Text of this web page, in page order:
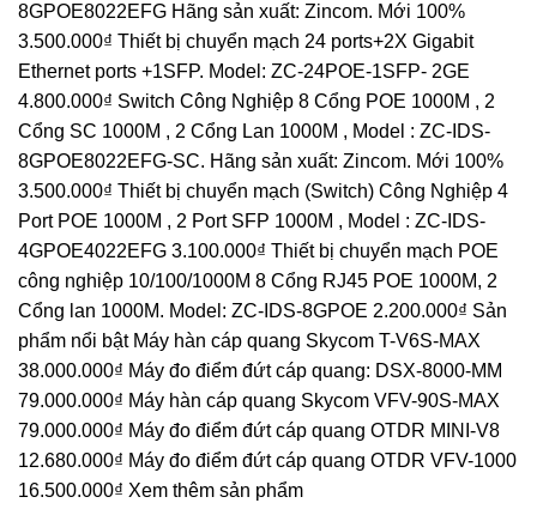
8GPOE8022EFG Hãng sản xuất: Zincom. Mới 100%
3.500.000₫ Thiết bị chuyển mạch 24 ports+2X Gigabit
Ethernet ports +1SFP. Model: ZC-24POE-1SFP- 2GE
4.800.000₫ Switch Công Nghiệp 8 Cổng POE 1000M , 2
Cổng SC 1000M , 2 Cổng Lan 1000M , Model : ZC-IDS-
8GPOE8022EFG-SC. Hãng sản xuất: Zincom. Mới 100%
3.500.000₫ Thiết bị chuyển mạch (Switch) Công Nghiệp 4
Port POE 1000M , 2 Port SFP 1000M , Model : ZC-IDS-
4GPOE4022EFG 3.100.000₫ Thiết bị chuyển mạch POE
công nghiệp 10/100/1000M 8 Cổng RJ45 POE 1000M, 2
Cổng lan 1000M. Model: ZC-IDS-8GPOE 2.200.000₫ Sản
phẩm nổi bật Máy hàn cáp quang Skycom T-V6S-MAX
38.000.000₫ Máy đo điểm đứt cáp quang: DSX-8000-MM
79.000.000₫ Máy hàn cáp quang Skycom VFV-90S-MAX
79.000.000₫ Máy đo điểm đứt cáp quang OTDR MINI-V8
12.680.000₫ Máy đo điểm đứt cáp quang OTDR VFV-1000
16.500.000₫ Xem thêm sản phẩm